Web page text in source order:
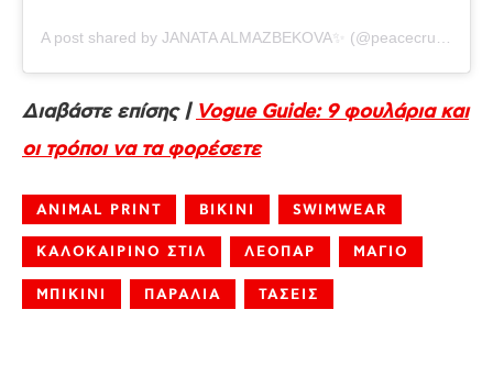
A post shared by JANATA ALMAZBEKOVA✨ (@peacecrusade)
Διαβάστε επίσης | Vogue Guide: 9 φουλάρια και
οι τρόποι να τα φορέσετε
ANIMAL PRINT BIKINI SWIMWEAR
ΚΑΛΟΚΑΙΡΙΝΟ ΣΤΙΛ ΛΕΟΠΑΡ ΜΑΓΙΟ
ΜΠΙΚΙΝΙ ΠΑΡΑΛΙΑ ΤΑΣΕΙΣ